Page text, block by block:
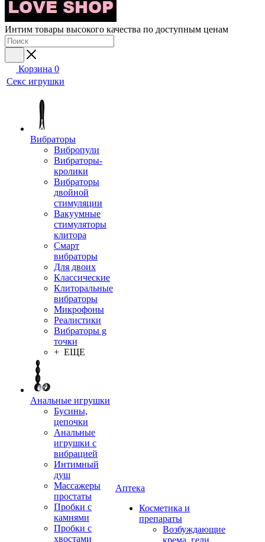
Интим товары высокого качества по доступным ценам
Корзина 0
Секс игрушки
Вибраторы
Вибропули
Вибраторы-
кролики
Вибраторы
двойной
стимуляции
Вакуумные
стимуляторы
клитора
Смарт
вибраторы
Для двоих
Классические
Клиторальные
вибраторы
Микрофоны
Реалистики
Вибраторы g
точки
+ ЕЩЕ
Анальные игрушки
Бусины,
цепочки
Анальные
игрушки с
вибрацией
Интимный
душ
Массажеры
простаты
Пробки с
камнями
Пробки с
хвостами
Аптека
Косметика и
препараты
Возбуждающие
крема, гели